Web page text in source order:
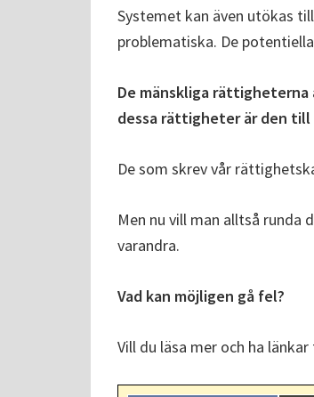
Systemet kan även utökas
problematiska. De potentiella
De mänskliga
dessa rättigheter är den
De som skrev vår
Men nu vill man alltså runda
varandra.
Vad kan möjligen gå fel?
Vill du läsa mer och ha